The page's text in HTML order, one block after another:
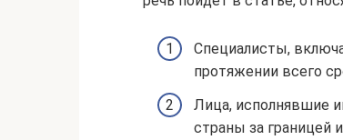
Специалисты,
протяжении всего
Лица, исполнявшие
страны за границей